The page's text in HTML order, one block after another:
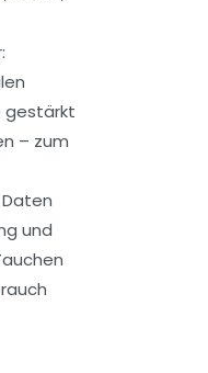
gestärkt
– zum
und